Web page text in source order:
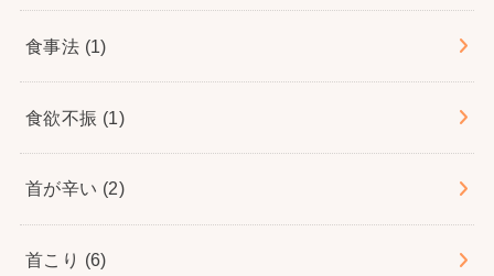
食事法 (1)
食欲不振 (1)
首が辛い (2)
首こり (6)